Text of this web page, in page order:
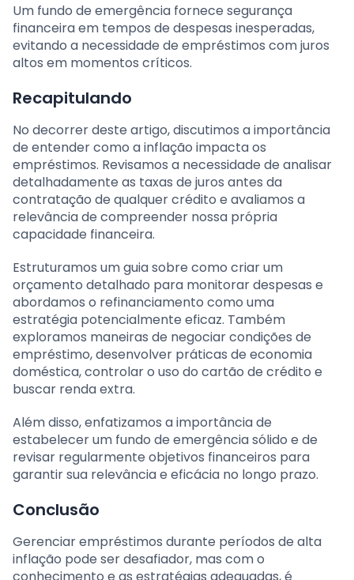
Um fundo de emergência fornece segurança
financeira em tempos de despesas inesperadas,
evitando a necessidade de empréstimos com juros
altos em momentos críticos.
Recapitulando
No decorrer deste artigo, discutimos a importância
de entender como a inflação impacta os
empréstimos. Revisamos a necessidade de analisar
detalhadamente as taxas de juros antes da
contratação de qualquer crédito e avaliamos a
relevância de compreender nossa própria
capacidade financeira.
Estruturamos um guia sobre como criar um
orçamento detalhado para monitorar despesas e
abordamos o refinanciamento como uma
estratégia potencialmente eficaz. Também
exploramos maneiras de negociar condições de
empréstimo, desenvolver práticas de economia
doméstica, controlar o uso do cartão de crédito e
buscar renda extra.
Além disso, enfatizamos a importância de
estabelecer um fundo de emergência sólido e de
revisar regularmente objetivos financeiros para
garantir sua relevância e eficácia no longo prazo.
Conclusão
Gerenciar empréstimos durante períodos de alta
inflação pode ser desafiador, mas com o
conhecimento e as estratégias adequadas, é